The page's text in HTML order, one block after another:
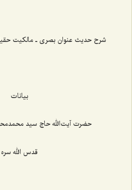
شرح حدیث عنوان بصری ـ مالکیت
بیانات
حضرت آیت‌الله حاج سید
قدس الله سره